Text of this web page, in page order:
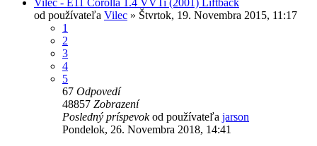
od používateľa Vilec » Štvrtok, 19. Novembra 2015, 11:17
1
2
3
4
5
67 Odpovedí
48857 Zobrazení
Posledný príspevokod používateľa jarson
Pondelok, 26. Novembra 2018, 14:41